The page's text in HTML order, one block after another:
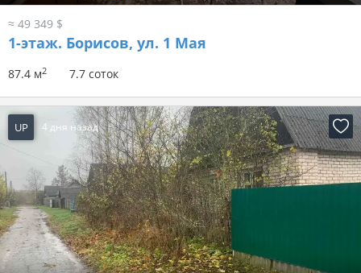
≈ 49 349 $
1-этаж. Борисов, ул. 1 Мая
87.4 м2 7.7 соток
UP 4 дня назад